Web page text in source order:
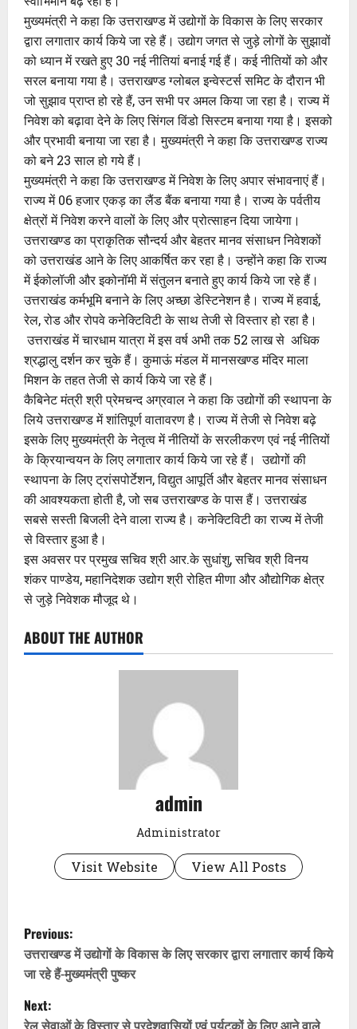
मुख्यमंत्री ने कहा कि उत्तराखण्ड में उद्योगों के विकास के लिए सरकार
द्वारा लगातार कार्य किये जा रहे हैं। उद्योग जगत से जुड़े लोगों के सुझावों
को ध्यान में रखते हुए 30 नई नीतियां बनाई गई हैं। कई नीतियों को और
सरल बनाया गया है। उत्तराखण्ड ग्लोबल इन्वेस्टर्स समिट के दौरान भी
जो सुझाव प्राप्त हो रहे हैं, उन सभी पर अमल किया जा रहा है। राज्य में
निवेश को बढ़ावा देने के लिए सिंगल विंडो सिस्टम बनाया गया है। इसको
और प्रभावी बनाया जा रहा है। मुख्यमंत्री ने कहा कि उत्तराखण्ड राज्य
को बने 23 साल हो गये हैं।
मुख्यमंत्री ने कहा कि उत्तराखण्ड में निवेश के लिए अपार संभावनाएं हैं।
राज्य में 06 हजार एकड़ का लैंड बैंक बनाया गया है। राज्य के पर्वतीय
क्षेत्रों में निवेश करने वालों के लिए और प्रोत्साहन दिया जायेगा।
उत्तराखण्ड का प्राकृतिक सौन्दर्य और बेहतर मानव संसाधन निवेशकों
को उत्तराखंड आने के लिए आकर्षित कर रहा है। उन्होंने कहा कि राज्य
में ईकोलॉजी और इकोनॉमी में संतुलन बनाते हुए कार्य किये जा रहे हैं।
उत्तराखंड कर्मभूमि बनाने के लिए अच्छा डेस्टिनेशन है। राज्य में हवाई,
रेल, रोड और रोपवे कनेक्टिविटी के साथ तेजी से विस्तार हो रहा है।
उत्तराखंड में चारधाम यात्रा में इस वर्ष अभी तक 52 लाख से अधिक
श्रद्धालु दर्शन कर चुके हैं। कुमाऊं मंडल में मानसखण्ड मंदिर माला
मिशन के तहत तेजी से कार्य किये जा रहे हैं।
कैबिनेट मंत्री श्री प्रेमचन्द अग्रवाल ने कहा कि उद्योगों की स्थापना के
लिये उत्तराखण्ड में शांतिपूर्ण वातावरण है। राज्य में तेजी से निवेश बढ़े
इसके लिए मुख्यमंत्री के नेतृत्व में नीतियों के सरलीकरण एवं नई नीतियों
के क्रियान्वयन के लिए लगातार कार्य किये जा रहे हैं। उद्योगों की
स्थापना के लिए ट्रांसपोर्टेशन, विद्युत आपूर्ति और बेहतर मानव संसाधन
की आवश्यकता होती है, जो सब उत्तराखण्ड के पास हैं। उत्तराखंड
सबसे सस्ती बिजली देने वाला राज्य है। कनेक्टिविटी का राज्य में तेजी
से विस्तार हुआ है।
इस अवसर पर प्रमुख सचिव श्री आर.के सुधांशु, सचिव श्री विनय
शंकर पाण्डेय, महानिदेशक उद्योग श्री रोहित मीणा और औद्योगिक क्षेत्र
से जुड़े निवेशक मौजूद थे।
ABOUT THE AUTHOR
admin
Administrator
Visit Website View All Posts
P
o
s
Previous:
उत्तराखण्ड में उद्योगों के विकास के लिए सरकार द्वारा लगातार कार्य किये
जा रहे हैं-मुख्यमंत्री पुष्कर
Next:
रेल सेवाओं के विस्तार से प्रदेशवासियों एवं पर्यटकों के लिए आने वाले